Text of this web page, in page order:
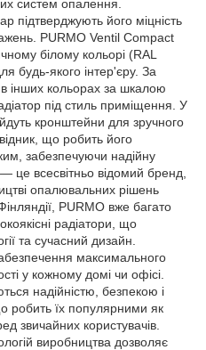
систем опалення.
підтверджують його міцність
PURMO Ventil Compact
білому кольорі (RAL
будь-якого інтер'єру. За
інших кольорах за шкалою
під стиль приміщення. У
кронштейни для зручного
що робить його
забезпечуючи надійну
це всесвітньо відомий бренд,
опалювальних рішень
PURMO вже багато
радіатори, що
та сучасний дизайн.
максимального
у кожному домі чи офісі.
надійністю, безпекою і
робить їх популярними як
звичайних користувачів.
виробництва дозволяє